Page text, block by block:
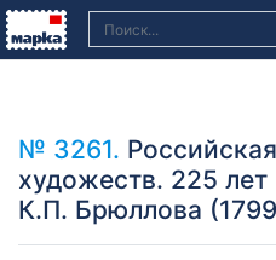
№ 3261.
художеств. 225
К.П. Брюллова